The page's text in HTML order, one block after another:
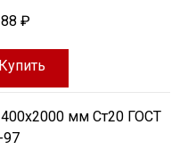
₽
Купить
мм Ст20 ГОСТ
97